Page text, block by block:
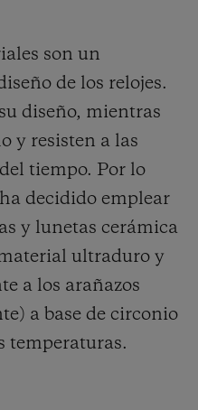
son un
de los relojes.
diseño, mientras
y resisten a las
tiempo. Por lo
decidido emplear
y lunetas cerámica
ultraduro y
a los arañazos
a base de circonio
temperaturas.